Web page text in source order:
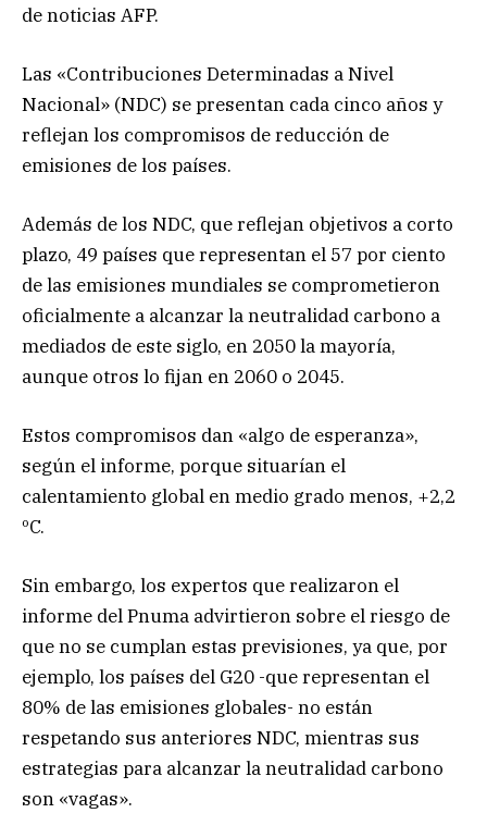
de noticias AFP.
Las «Contribuciones Determinadas a Nivel
Nacional» (NDC) se presentan cada cinco años y
reflejan los compromisos de reducción de
emisiones de los países.
Además de los NDC, que reflejan objetivos a corto
plazo, 49 países que representan el 57 por ciento
de las emisiones mundiales se comprometieron
oficialmente a alcanzar la neutralidad carbono a
mediados de este siglo, en 2050 la mayoría,
aunque otros lo fijan en 2060 o 2045.
Estos compromisos dan «algo de esperanza»,
según el informe, porque situarían el
calentamiento global en medio grado menos, +2,2
ºC.
Sin embargo, los expertos que realizaron el
informe del Pnuma advirtieron sobre el riesgo de
que no se cumplan estas previsiones, ya que, por
ejemplo, los países del G20 -que representan el
80% de las emisiones globales- no están
respetando sus anteriores NDC, mientras sus
estrategias para alcanzar la neutralidad carbono
son «vagas».